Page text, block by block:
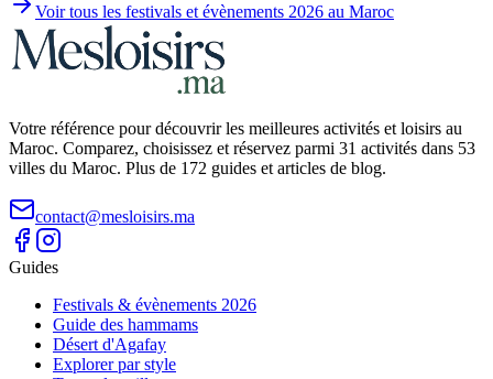
Voir tous les festivals et évènements 2026 au Maroc
Votre référence pour découvrir les meilleures activités et loisirs au
Maroc. Comparez, choisissez et réservez parmi 31 activités dans 53
villes du Maroc. Plus de 172 guides et articles de blog.
contact@mesloisirs.ma
Guides
Festivals & évènements 2026
Guide des hammams
Désert d'Agafay
Explorer par style